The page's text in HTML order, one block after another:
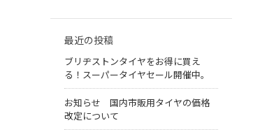
最近の投稿
ブリヂストンタイヤをお得に買え
る！スーパータイヤセール開催中。
お知らせ 国内市販用タイヤの価格
改定について